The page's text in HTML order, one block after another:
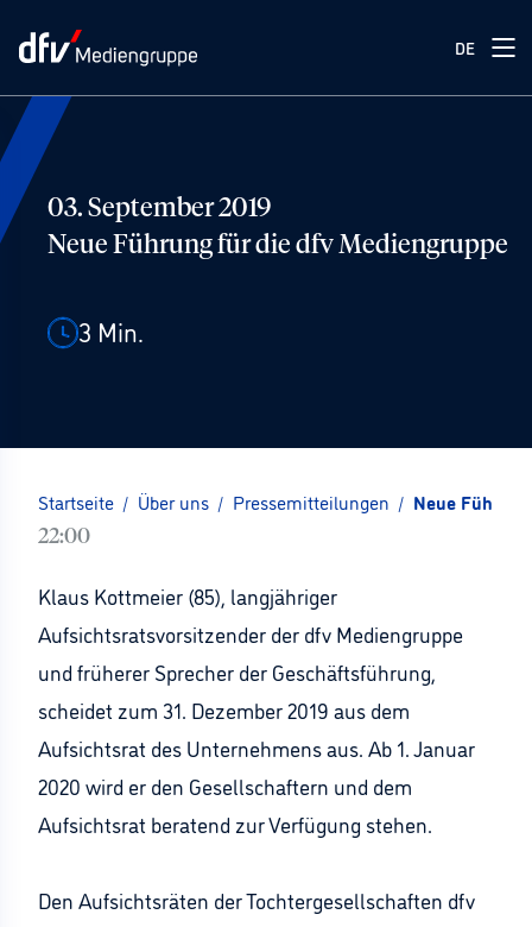
DE
03. September 2019
Neue Führung für die dfv Mediengruppe
3 Min.
Startseite / Über uns / Pressemitteilungen / Neue
22:00
Klaus Kottmeier (85), langjähriger
Aufsichtsratsvorsitzender der dfv Mediengruppe
und früherer Sprecher der Geschäftsführung,
scheidet zum 31. Dezember 2019 aus dem
Aufsichtsrat des Unternehmens aus. Ab 1. Januar
2020 wird er den Gesellschaftern und dem
Aufsichtsrat beratend zur Verfügung stehen.
Den Aufsichtsräten der Tochtergesellschaften dfv